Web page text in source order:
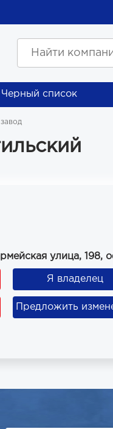
Черный список
улица, 198,
Я владелец
Предложить